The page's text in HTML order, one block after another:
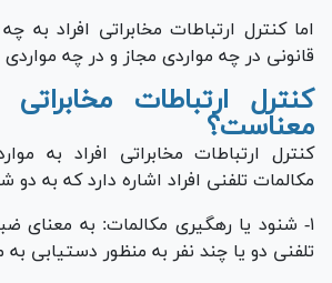
اما کنترل ارتباطات مخابراتی افراد به
قانونی در چه مواردی مجاز و در چه
کنترل ارتباطات
معناست؟
کنترل ارتباطات مخابراتی افراد به
مکالمات تلفنی افراد اشاره دارد که به
۱- شنود یا رهگیری مکالمات: به معنای
تلفنی دو یا چند نفر به منظور دستیابی